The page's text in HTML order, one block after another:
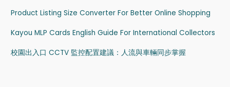
Product Listing Size Converter For Better Online Shopping
Kayou MLP Cards English Guide For International Collectors
校園出入口 CCTV 監控配置建議：人流與車輛同步掌握